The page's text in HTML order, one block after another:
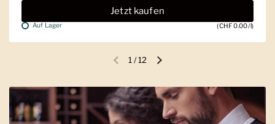
Jetzt kaufen
Auf Lager (CHF 0.00/l)
Vorherige FolieNächste Folie
1 /12